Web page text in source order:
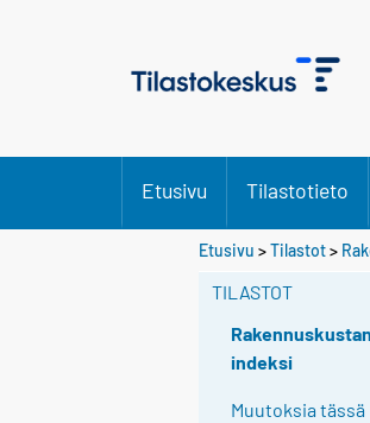
Etusivu Tilastotieto
Etusivu >Tilastot>
TILASTOT
indeksi
Muutoksia tässä